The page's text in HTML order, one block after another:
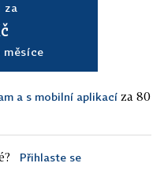
za
měsíce
a s mobilní aplikací za 80
Přihlaste se